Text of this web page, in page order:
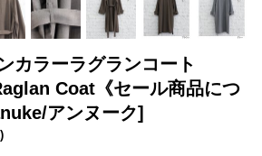
カラーラグランコート
Coat《セール商品につ
アンヌーク]